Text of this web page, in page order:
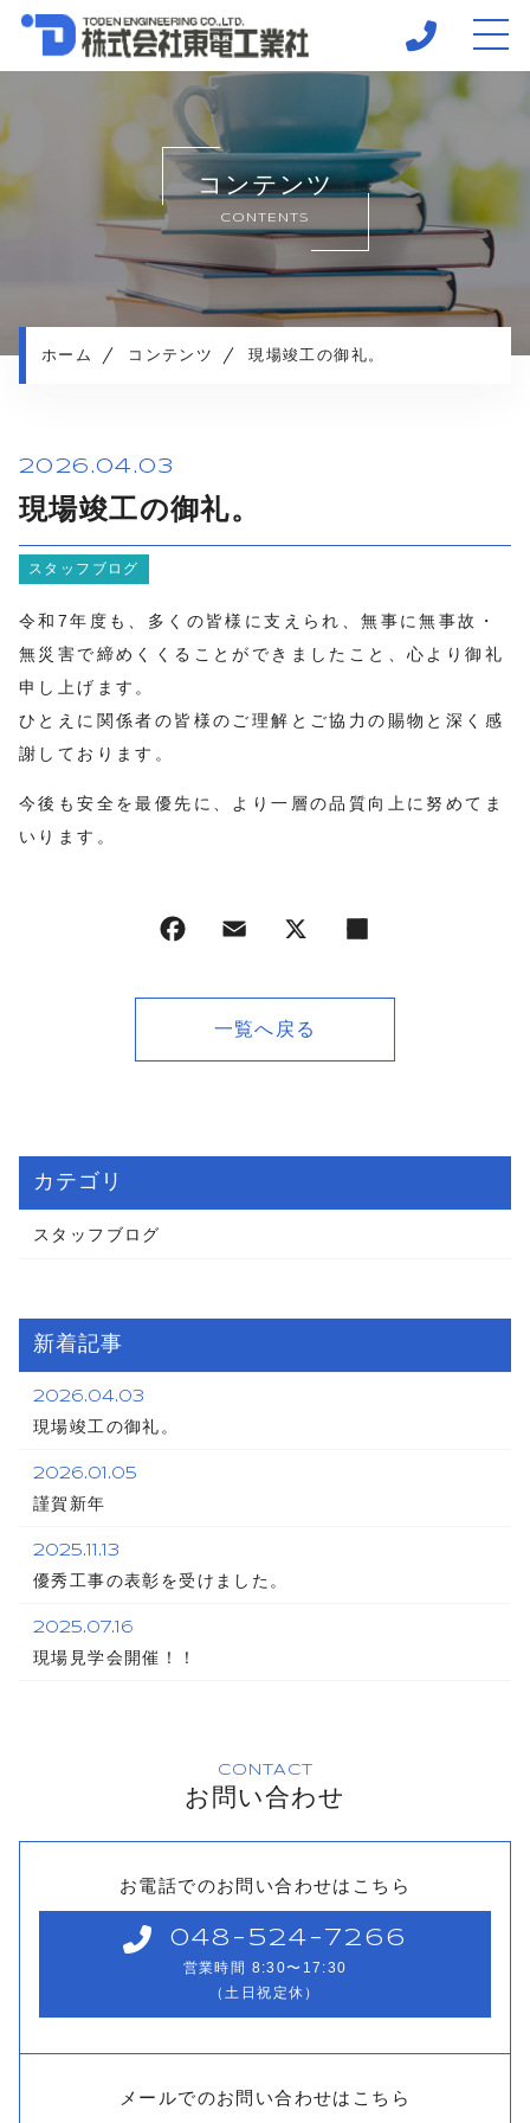
当社について
事業紹介
施工実績
SDGsへの取り組み
よくある質問
コンテンツ
コンテンツ
CONTENTS
ホーム コンテンツ 現場竣工の御礼。
2026.04.03
現場竣工の御礼。
スタッフブログ
令和7年度も、多くの皆様に支えられ、無事に無事故・
無災害で締めくくることができましたこと、心より御礼
申し上げます。
ひとえに関係者の皆様のご理解とご協力の賜物と深く感
謝しております。
今後も安全を最優先に、より一層の品質向上に努めてま
いります。
一覧へ戻る
カテゴリ
スタッフブログ
新着記事
2026.04.03
現場竣工の御礼。
2026.01.05
謹賀新年
2025.11.13
優秀工事の表彰を受けました。
2025.07.16
現場見学会開催！！
CONTACT
お問い合わせ
お電話でのお問い合わせはこちら
048-524-7266
営業時間 8:30〜17:30
（土日祝定休）
メールでのお問い合わせはこちら